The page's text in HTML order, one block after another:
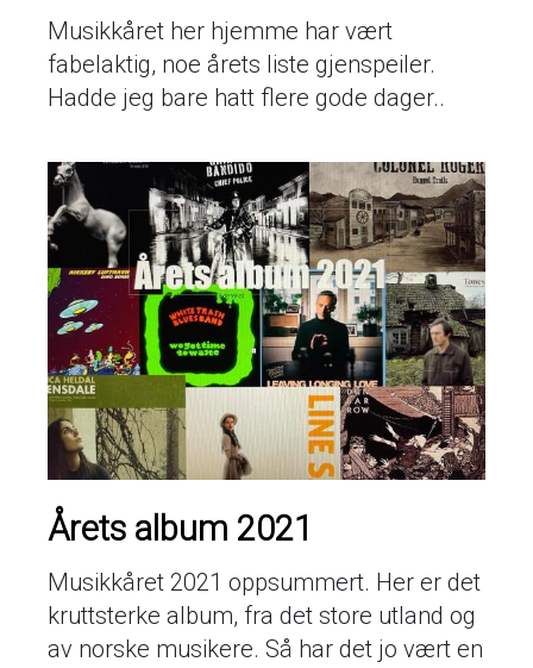
Musikkåret her hjemme har vært
fabelaktig, noe årets liste gjenspeiler.
Hadde jeg bare hatt flere gode dager..
Årets album 2021
Musikkåret 2021 oppsummert. Her er det
kruttsterke album, fra det store utland og
av norske musikere. Så har det jo vært en